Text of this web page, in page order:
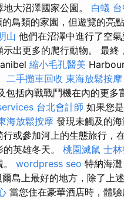
地大沼澤國家公園。 白蟻
鳥類的家園，但遊覽的亮
山 他們在沼澤中進行了空
示出更多的爬行動物。 最
縮小毛孔醫美
二手攤車回收 東海放鬆按摩
包括內戰戰鬥機在內的更
台北會計師 如果您
海放鬆按摩 發現未觸及的
或參加河上的生態旅行，
英雄冬天。 桃園滅鼠 士
wordpress seo 特納海
島上最好的地方，除了上
當您住在豪華酒店時，體